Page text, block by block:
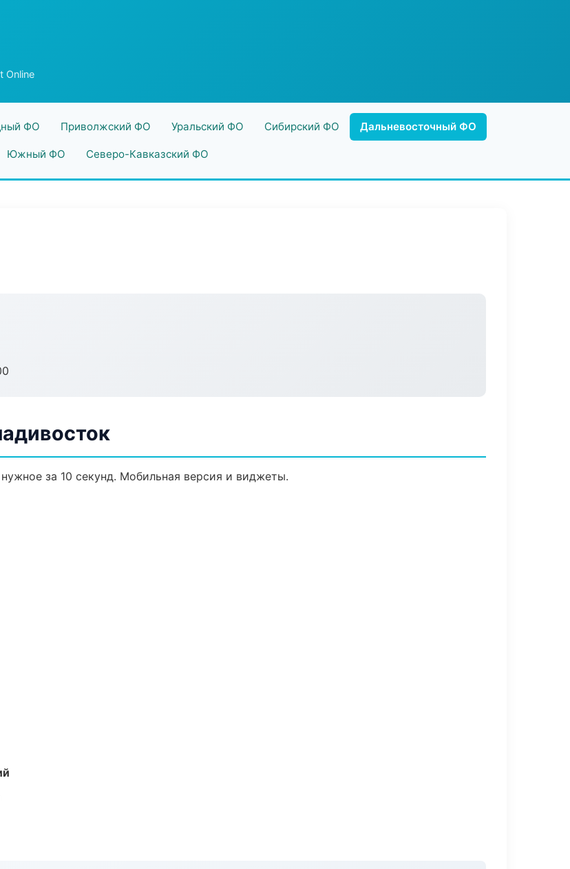
Online
ФО Приволжский ФО Уральский ФО Сибирский ФО Дальневосточный ФО
Южный ФО Северо-Кавказский ФО
за 10 секунд. Мобильная версия и виджеты.